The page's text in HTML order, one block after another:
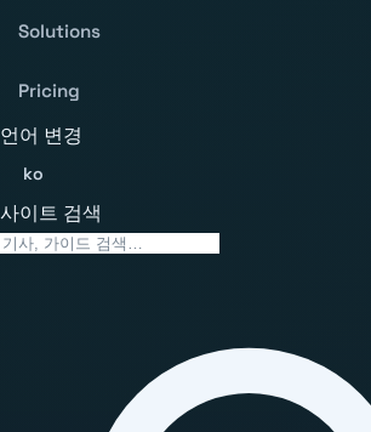
Solutions
Pricing
언어 변경
ko
사이트 검색